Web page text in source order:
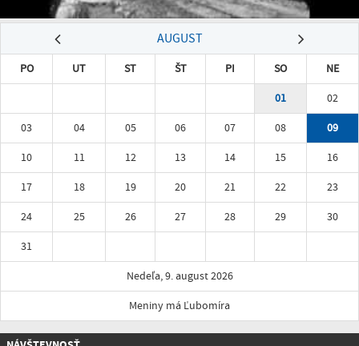
AUGUST
PO UT ST ŠT PI SO
NE
01
02
03
04 05 06 07 08
09
10
11 12 13 14 15
16
17
18 19 20 21 22
23
24
25 26 27 28 29
30
31
Nedeľa, 9. august 2026
Meniny má Ľubomíra